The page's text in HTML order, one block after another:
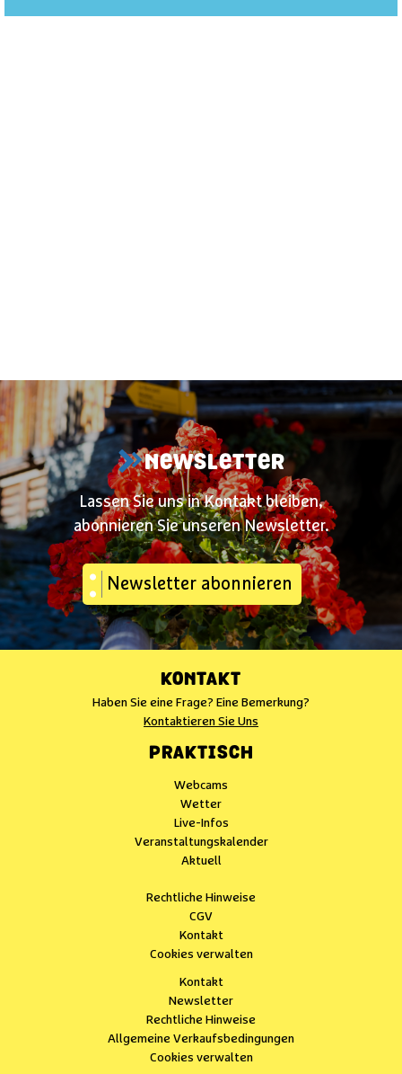
NEWSLETTER
Lassen Sie uns in Kontakt bleiben,
abonnieren Sie unseren Newsletter.
Newsletter abonnieren
KONTAKT
Haben Sie eine Frage? Eine Bemerkung?
Kontaktieren Sie Uns
PRAKTISCH
Webcams
Wetter
Live-Infos
Veranstaltungskalender
Aktuell
Rechtliche Hinweise
CGV
Kontakt
Cookies verwalten
Kontakt
Newsletter
Rechtliche Hinweise
Allgemeine Verkaufsbedingungen
Cookies verwalten